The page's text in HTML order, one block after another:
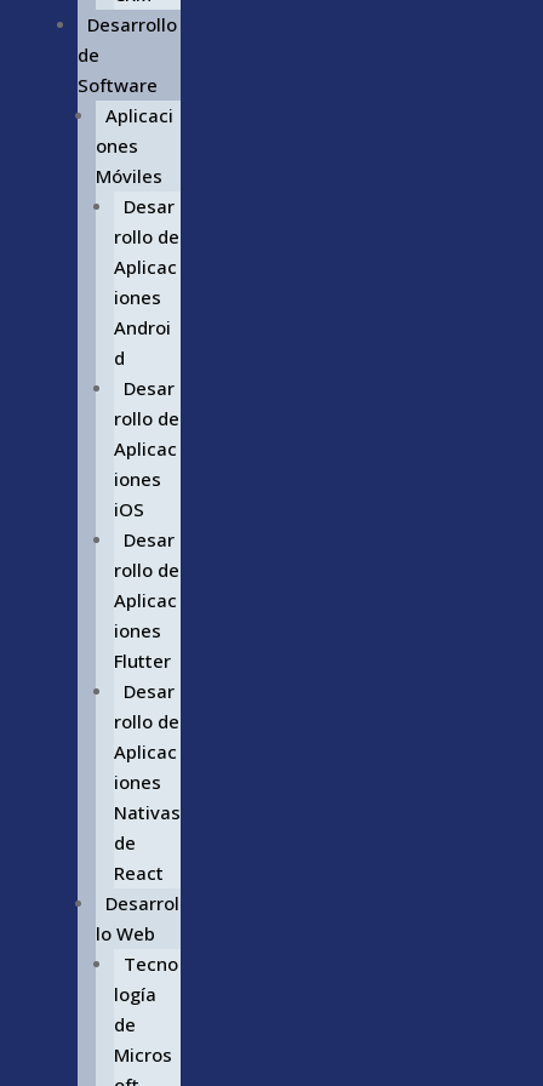
Desarrollo
de
Software
Aplicaci
ones
Móviles
Desar
rollo de
Aplicac
iones
Androi
d
Desar
rollo de
Aplicac
iones
iOS
Desar
rollo de
Aplicac
iones
Flutter
Desar
rollo de
Aplicac
iones
Nativas
de
React
Desarrol
lo Web
Tecno
logía
de
Micros